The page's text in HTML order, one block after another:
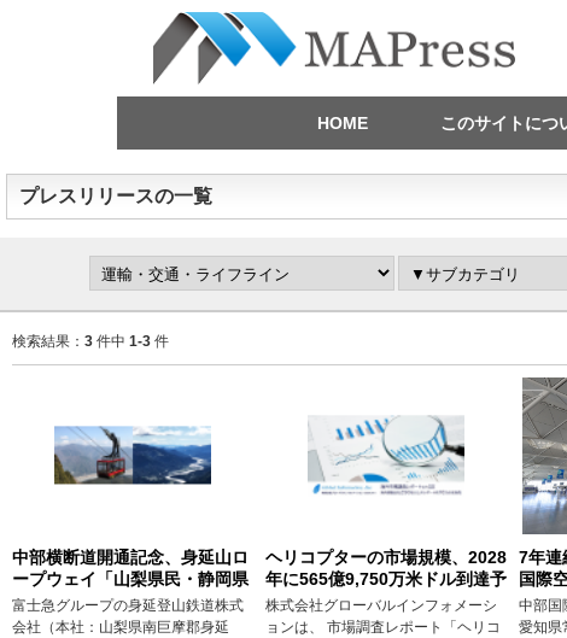
HOME このサイトにつ
プレスリリースの一覧
検索結果： 3 件中 1-3 件
中部横断道開通記念、身延山ロ
ープウェイ「山梨県民・静岡県
民感謝キャンペーン」8/21(土)
～9/12(日)実施
富士急グループの身延登山鉄道株式
会社（本社：山梨県南巨摩郡身延
ヘリコプターの市場規模、2028
年に565億9,750万米ドル到達予
測
株式会社グローバルインフォメーシ
ョンは、 市場調査レポート「ヘリコ
7年連
国際
サー
位を
中部国
愛知県